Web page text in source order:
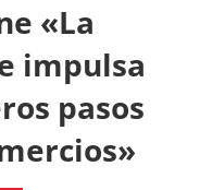
«La
impulsa
pasos